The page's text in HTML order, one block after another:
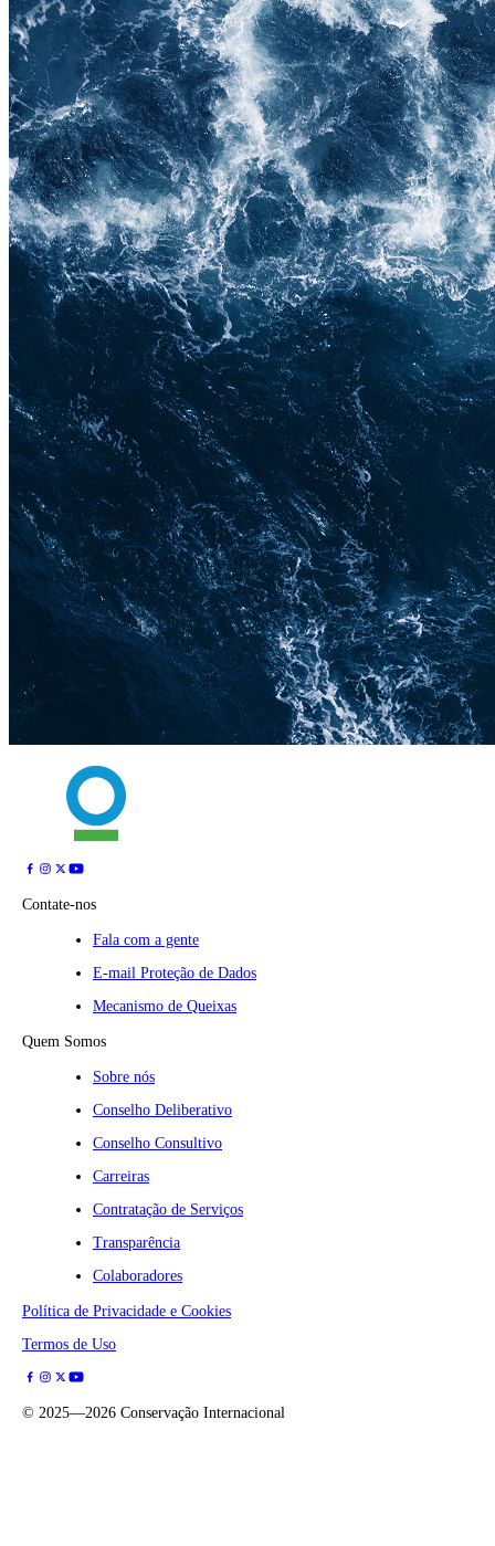
Contate-nos
Fala com a gente
E-mail Proteção de Dados
Mecanismo de Queixas
Quem Somos
Sobre nós
Conselho Deliberativo
Conselho Consultivo
Carreiras
Contratação de Serviços
Transparência
Colaboradores
Política de Privacidade e Cookies
Termos de Uso
© 2025—2026 Conservação Internacional